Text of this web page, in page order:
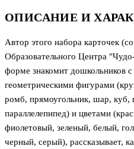
ОПИСАНИЕ И
Автор этого набора карточек
Образовательного Центра
форме знакомит дошкольников
геометрическими фигурами
ромб, прямоугольник, шар, куб,
параллелепипед) и цветами
фиолетовый, зеленый, белый,
черный, серый), рассказывает,